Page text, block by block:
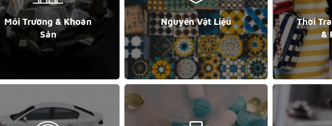
Môi Trường & Khoán
Sản
Nguyên Vật Liệu
Thời
&